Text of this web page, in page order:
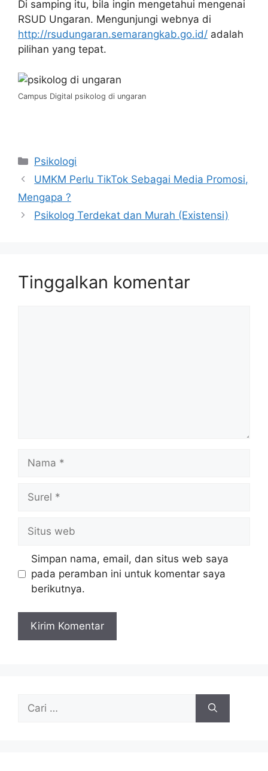
Di samping itu, bila ingin mengetahui mengenai
RSUD Ungaran. Mengunjungi webnya di
http://rsudungaran.semarangkab.go.id/ adalah
pilihan yang tepat.
Campus Digital psikolog di ungaran
Kategori
Psikologi
UMKM Perlu TikTok Sebagai Media Promosi,
Mengapa ?
Psikolog Terdekat dan Murah (Existensi)
Tinggalkan komentar
Nama
Surel
Situs
web
Simpan nama, email, dan situs web saya
pada peramban ini untuk komentar saya
berikutnya.
untuk: